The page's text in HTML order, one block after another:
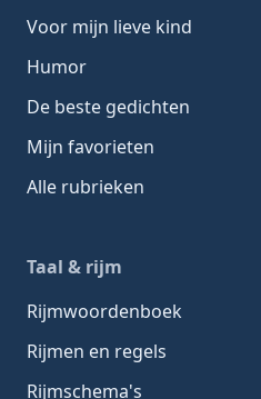
Voor mijn lieve kind
Humor
De beste gedichten
Mijn favorieten
Alle rubrieken
Taal & rijm
Rijmwoordenboek
Rijmen en regels
Rijmschema's